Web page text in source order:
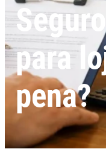
para
pena?